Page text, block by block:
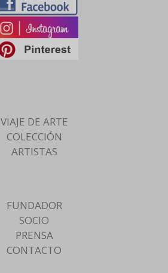
VIAJE DE ARTE
COLECCIÓN
ARTISTAS
FUNDADOR
SOCIO
PRENSA
CONTACTO